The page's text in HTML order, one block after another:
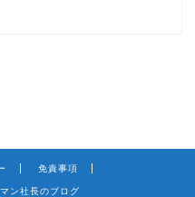
免責事項
ン社長のブログ